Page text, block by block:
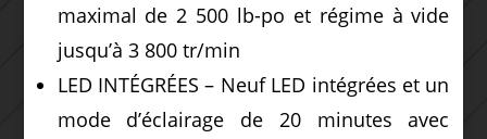
maximal de 2 500 lb-po et régime à vide
jusqu’à 3 800 tr/min
LED INTÉGRÉES – Neuf LED intégrées et un
mode d’éclairage de 20 minutes avec